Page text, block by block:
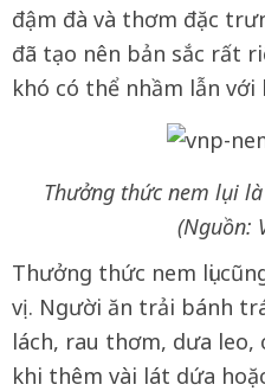
đậm đà và thơm đặc
đã tạo nên bản sắc rất
khó có thể nhầm lẫn với
Thưởng thức nem lụi
(Nguồn:
Thưởng thức nem lụi
vị. Người ăn trải bánh
lách, rau thơm, dưa leo,
khi thêm vài lát dứa